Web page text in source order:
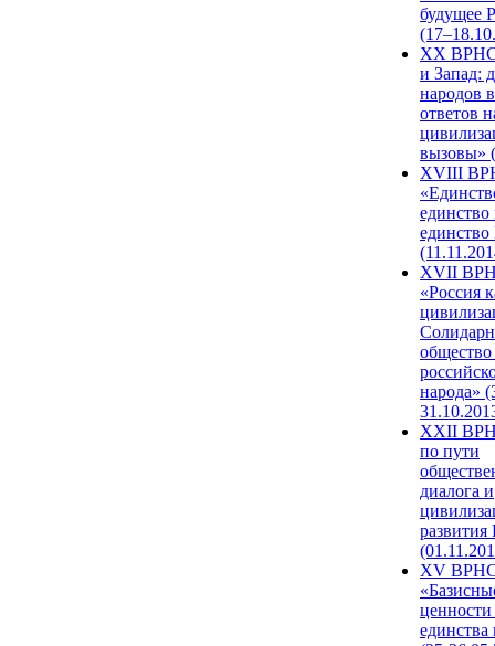
будущее
XX ВРНС
и Запад:
народов
ответов
вызовы»
XVIII
единство
единство
XVII
«Россия
народа»
XXII
по пути
диалога и
развития
XV
единства